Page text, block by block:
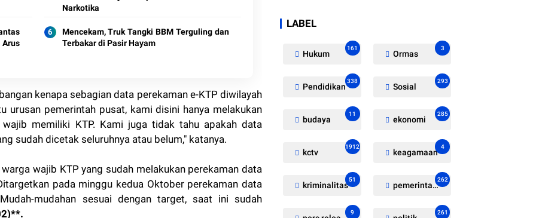
Narkotika
Arus
Mencekam, Truk Tangki BBM Terguling dan
Terbakar di Pasir Hayam
kenapa sebagian data perekaman e-KTP diwilayah
urusan pemerintah pusat, kami disini hanya melakukan
memiliki KTP. Kami juga tidak tahu apakah data
sudah dicetak seluruhnya atau belum," katanya.
wajib KTP yang sudah melakukan perekaman data
pada minggu kedua Oktober perekaman data
mudahan sesuai dengan target, saat ini sudah
LABEL
Hukum
161
Ormas
3
Pendidikan
338
Sosial
293
budaya
11
ekonomi
285
kctv
1912
keagamaan
4
kriminalitas
51
pemerintahan
262
9 261